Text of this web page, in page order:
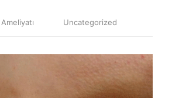
Uncategorized